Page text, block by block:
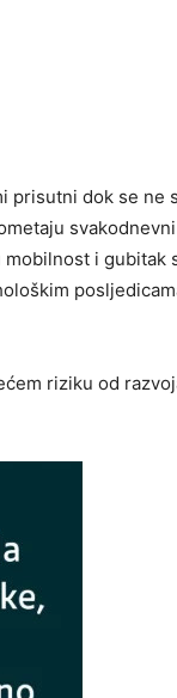
prisutni dok se ne
i gubitak
riziku od